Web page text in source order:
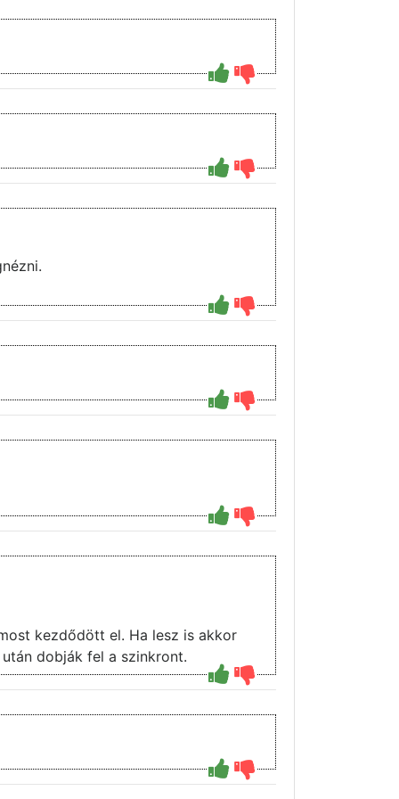
kezdődött el. Ha lesz is akkor
dobják fel a szinkront.